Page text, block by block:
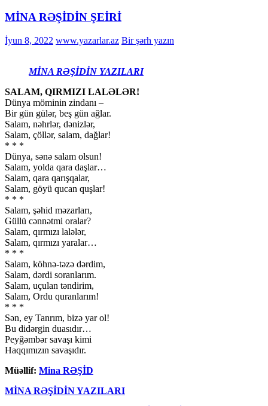
MİNA RƏŞİDİN ŞEİRİ
İyun 8, 2022 www.yazarlar.az Bir şərh yazın
MİNA RƏŞİDİN YAZILARI
SALAM, QIRMIZI LALƏLƏR!
Dünya möminin zindanı –
Bir gün gülər, beş gün ağlar.
Salam, nəhrlər, dənizlər,
Salam, çöllər, salam, dağlar!
* * *
Dünya, sənə salam olsun!
Salam, yolda qara daşlar…
Salam, qara qarışqalar,
Salam, göyü qucan quşlar!
* * *
Salam, şəhid məzarları,
Güllü cənnətmi oralar?
Salam, qırmızı lalələr,
Salam, qırmızı yaralar…
* * *
Salam, köhnə-təzə dərdim,
Salam, dərdi soranlarım.
Salam, uçulan təndirim,
Salam, Ordu quranlarım!
* * *
Sən, ey Tanrım, bizə yar ol!
Bu didərgin duasıdır…
Peyğəmbər savaşı kimi
Haqqımızın savaşıdır.
Müəllif: Mina RƏŞİD
MİNA RƏŞİDİN YAZILARI